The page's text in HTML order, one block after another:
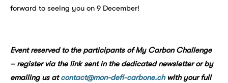
forward to seeing you on 9 December!
Event reserved to the participants of My Carbon Challenge
– register via the link sent in the dedicated newsletter or by
emailing us atcontact@mon-defi-carbone.chwith your full